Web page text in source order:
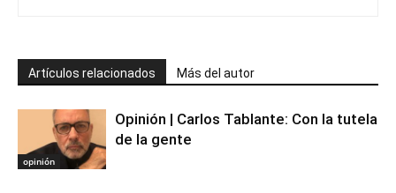
Artículos relacionados Más del autor
opinión
Opinión | Carlos Tablante: Con la tutela
de la gente